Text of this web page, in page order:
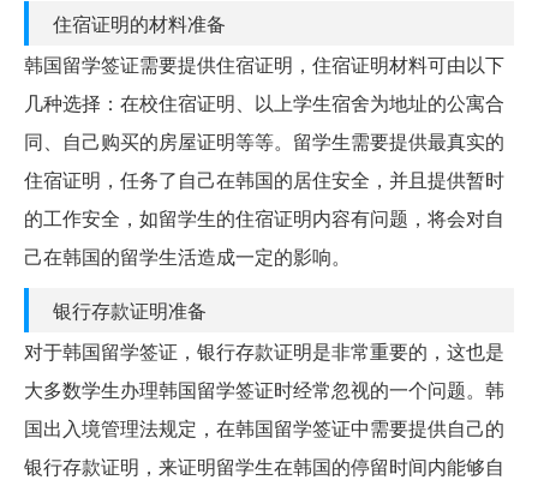
住宿证明的材料准备
韩国留学签证需要提供住宿证明，住宿证明材料可由以下
几种选择：在校住宿证明、以上学生宿舍为地址的公寓合
同、自己购买的房屋证明等等。留学生需要提供最真实的
住宿证明，任务了自己在韩国的居住安全，并且提供暂时
的工作安全，如留学生的住宿证明内容有问题，将会对自
己在韩国的留学生活造成一定的影响。
银行存款证明准备
对于韩国留学签证，银行存款证明是非常重要的，这也是
大多数学生办理韩国留学签证时经常忽视的一个问题。韩
国出入境管理法规定，在韩国留学签证中需要提供自己的
银行存款证明，来证明留学生在韩国的停留时间内能够自